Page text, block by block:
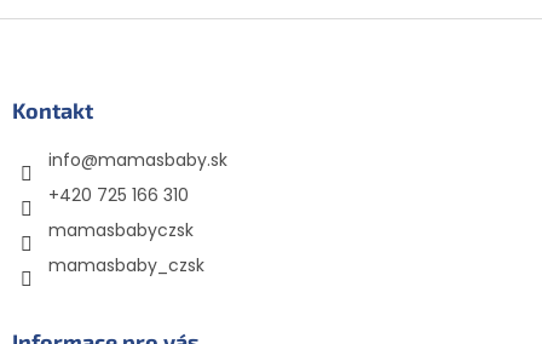
Kontakt
info@mamasbaby.sk
+420 725 166 310
mamasbabyczsk
mamasbaby_czsk